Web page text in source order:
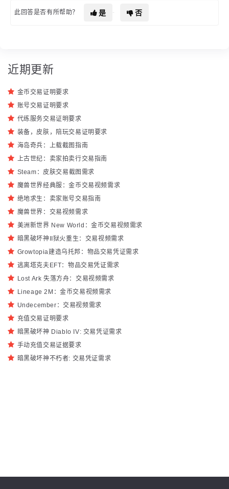
此回答是否有所帮助？ 是 否
近期更新
金币交易证明要求
账号交易证明要求
代练服务交易证明要求
装备，皮肤，陪玩交易证明要求
海岛奇兵：上载截图指南
上古世纪：卖家拍卖行交易指南
Steam：皮肤交易截图需求
魔兽世界经典服：金币交易视频需求
绝地求生：卖家账号交易指南
魔兽世界：交易视频需求
美洲新世界 New World：金币交易视频需求
暗黑破坏神II狱火重生：交易视频需求
Growtopia建造乌托邦：物品交易凭证需求
逃离塔克夫EFT：物品交易凭证需求
Lost Ark 失落方舟：交易视频需求
Lineage 2M：金币交易视频需求
Undecember：交易视频需求
充值交易证明要求
暗黑破坏神 Diablo IV: 交易凭证需求
手动充值交易证据要求
暗黑破坏神不朽者: 交易凭证需求